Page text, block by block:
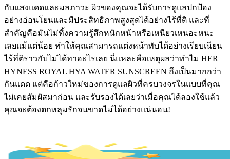
กับแสงแดดและมลภาวะ ผิวของคุณจะได้รับการดูแลปกป้อง
อย่างอ่อนโยนและมีประสิทธิภาพสูงสุดได้อย่างไร้ที่ติ และที่
สำคัญคือมันไม่ทิ้งความรู้สึกหนักหน้าหรือเหนียวเหนอะหนะ
เลยแม้แต่น้อย ทำให้คุณสามารถแต่งหน้าทับได้อย่างเรียบเนียน
ไร้ที่ติราวกับไม่ได้ทาอะไรเลย นี่แหละคือเหตุผลว่าทำไม HER
HYNESS ROYAL HYA WATER SUNSCREEN ถึงเป็นมากกว่า
กันแดด แต่คือก้าวใหม่ของการดูแลผิวที่ครบวงจรในแบบที่คุณ
ไม่เคยสัมผัสมาก่อน และรับรองได้เลยว่าเมื่อคุณได้ลองใช้แล้ว
คุณจะต้องตกหลุมรักจนขาดไม่ได้อย่างแน่นอน!